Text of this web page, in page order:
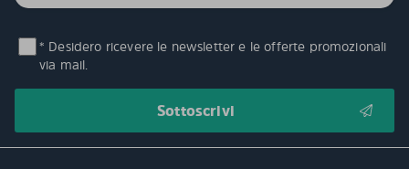
* Desidero ricevere le newsletter e le offerte promozionali
via mail.